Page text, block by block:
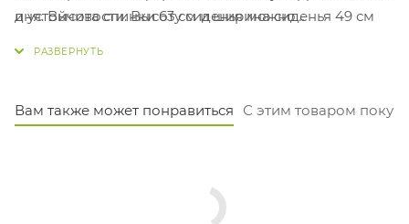
дня. Высота спинки 63 см и ширина сиденья 49 см
и устойчивости. Высоту сиденья можно
виде и требует сборки. Габариты модели 53х61х118
см делают его достаточно компактным для
Вам также может понравиться С этим товаром